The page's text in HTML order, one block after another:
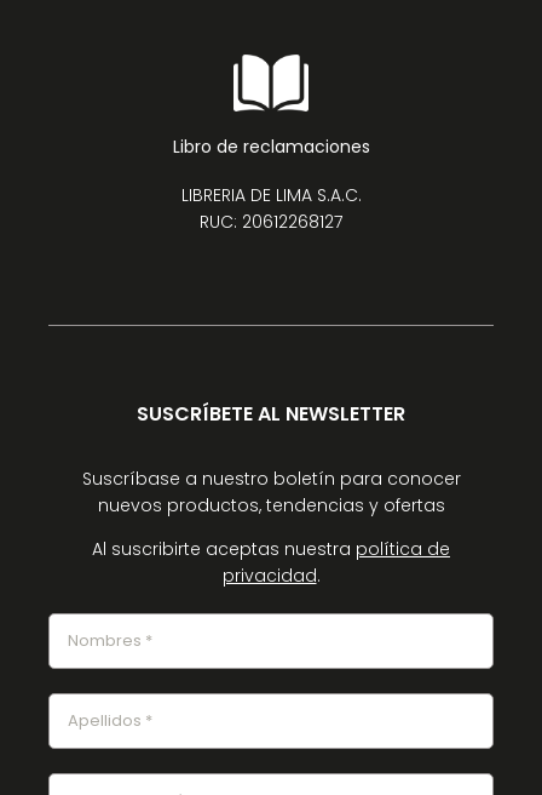
Libro de reclamaciones
LIBRERIA DE LIMA S.A.C.
RUC: 20612268127
SUSCRÍBETE AL NEWSLETTER
Suscríbase a nuestro boletín para conocer
nuevos productos, tendencias y ofertas
Al suscribirte aceptas nuestra política de
privacidad.